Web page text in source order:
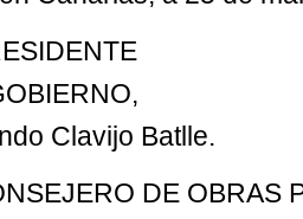
Clavijo Batlle.
DE OBRAS